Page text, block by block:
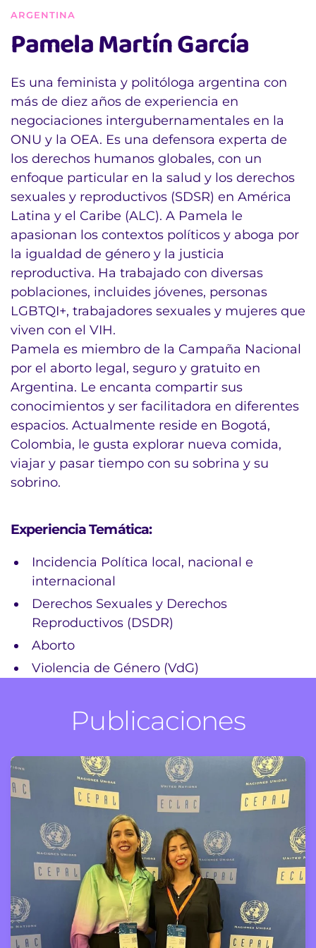
ARGENTINA
Pamela Martín García
Es una feminista y politóloga argentina con
más de diez años de experiencia en
negociaciones intergubernamentales en la
ONU y la OEA. Es una defensora experta de
los derechos humanos globales, con un
enfoque particular en la salud y los derechos
sexuales y reproductivos (SDSR) en América
Latina y el Caribe (ALC). A Pamela le
apasionan los contextos políticos y aboga por
la igualdad de género y la justicia
reproductiva. Ha trabajado con diversas
poblaciones, incluides jóvenes, personas
LGBTQI+, trabajadores sexuales y mujeres que
viven con el VIH.
Pamela es miembro de la Campaña Nacional
por el aborto legal, seguro y gratuito en
Argentina. Le encanta compartir sus
conocimientos y ser facilitadora en diferentes
espacios. Actualmente reside en Bogotá,
Colombia, le gusta explorar nueva comida,
viajar y pasar tiempo con su sobrina y su
sobrino.
Experiencia Temática:
Incidencia Política local, nacional e
internacional
Derechos Sexuales y Derechos
Reproductivos (DSDR)
Aborto
Violencia de Género (VdG)
Publicaciones